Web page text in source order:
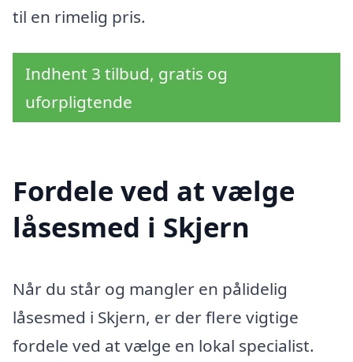
til en rimelig pris.
Indhent 3 tilbud, gratis og
uforpligtende
Fordele ved at vælge
låsesmed i Skjern
Når du står og mangler en pålidelig
låsesmed i Skjern, er der flere vigtige
fordele ved at vælge en lokal specialist.